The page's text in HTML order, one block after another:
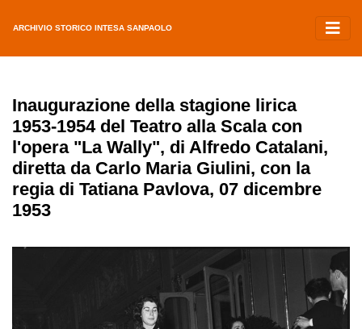
ARCHIVIO STORICO INTESA SANPAOLO
Inaugurazione della stagione lirica
1953-1954 del Teatro alla Scala con
l'opera "La Wally", di Alfredo Catalani,
diretta da Carlo Maria Giulini, con la
regia di Tatiana Pavlova, 07 dicembre
1953